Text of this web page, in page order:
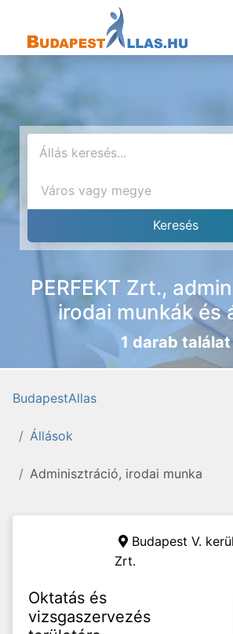
PERFEKT Zrt.,
irodai munkák és
1 darab találat
BudapestAllas
Állások
Adminisztráció, irodai munka
Budapest V.
Zrt.
Oktatás és
vizsgaszervezés